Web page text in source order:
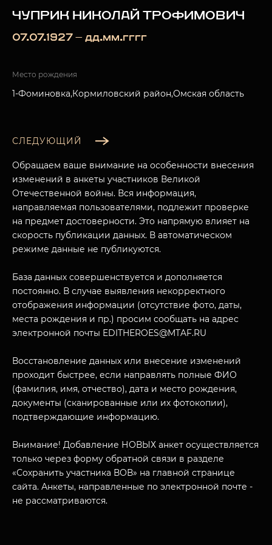
МУЗЕЙНЫЙ КОМПЛЕКС
ПОСЕТИТЕЛЯМ
О НАС
ЧУПРИК НИКОЛАЙ ТРОФИМОВИЧ
07.07.1927 — дд.мм.гггг
Место рождения
1-Фоминовка,Кормиловский район,Омская область
СЛЕДУЮЩИЙ
Обращаем ваше внимание на особенности внесения
изменений в анкеты участников Великой
Отечественной войны. Вся информация,
направляемая пользователями, подлежит проверке
на предмет достоверности. Это напрямую влияет на
скорость публикации данных. В автоматическом
режиме данные не публикуются.
База данных совершенствуется и дополняется
постоянно. В случае выявления некорректного
отображения информации (отсутствие фото, даты,
места рождения и пр.) просим сообщать на адрес
электронной почты EDITHEROES@MTAF.RU
Восстановление данных или внесение изменений
проходит быстрее, если направлять полные ФИО
(фамилия, имя, отчество), дата и место рождения,
документы (сканированные или их фотокопии),
подтверждающие информацию.
Внимание! Добавление НОВЫХ анкет осуществляется
только через форму обратной связи в разделе
«Сохранить участника ВОВ» на главной странице
сайта. Анкеты, направленные по электронной почте -
не рассматриваются.